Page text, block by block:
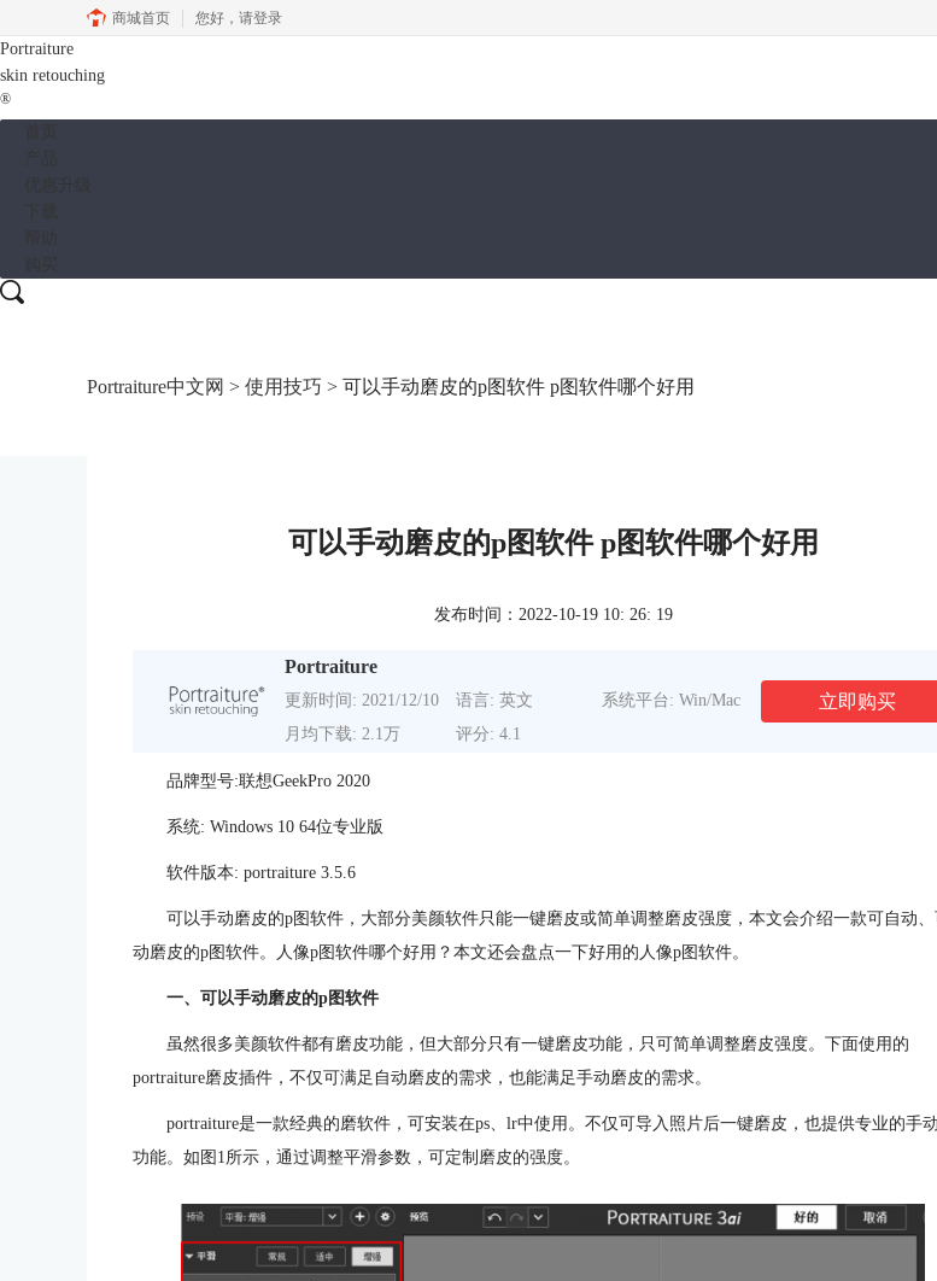
商城首页 您好， 请登录
Portraiture
skin retouching
®
Portraiture中文网 > 使用技巧 > 可以手动磨皮的p图软件 p图软件哪个好用
可以手动磨皮的p图软件 p图软件哪个好用
发布时间：2022-10-19 10: 26: 19
Portraiture
更新时间: 2021/12/10 语言: 英文
系统平台: Win/Mac
月均下载: 2.1万
评分: 4.1
立即购买
品牌型号:联想GeekPro 2020
系统: Windows 10 64位专业版
软件版本: portraiture 3.5.6
可以手动磨皮的p图软件，大部分美颜软件只能一键磨皮或简单调整磨皮强度，本文会介绍一款可自动
动磨皮的p图软件。人像p图软件哪个好用？本文还会盘点一下好用的人像p图软件。
一、可以手动磨皮的p图软件
虽然很多美颜软件都有磨皮功能，但大部分只有一键磨皮功能，只可简单调整磨皮强度。下面使用的
portraiture磨皮插件，不仅可满足自动磨皮的需求，也能满足手动磨皮的需求。
portraiture是一款经典的磨软件，可安装在ps、lr中使用。不仅可导入照片后一键磨皮，也提供专业的手
功能。如图1所示，通过调整平滑参数，可定制磨皮的强度。